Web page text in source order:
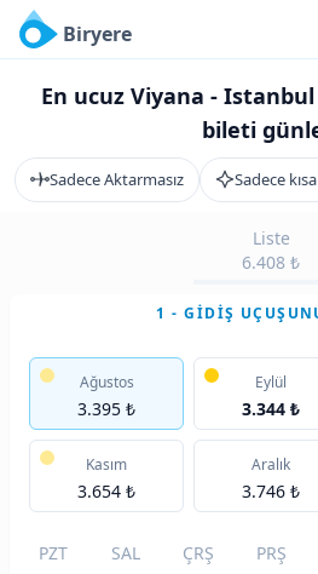
Biryere
En ucuz Viyana -
bileti
Sadece Aktarmasız Sadece
Liste
6.408 ₺
1 - GIDIŞ
Ağustos
3.395 ₺
Eylül
3.344 ₺
Kasım
3.654 ₺
Aralık
3.746 ₺
PZT SAL ÇRŞ PRŞ